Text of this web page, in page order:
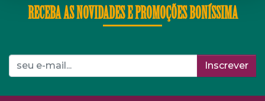
RECEBA AS NOVIDADES E PROMOÇÕES BONÍSSIMA
Inscrever